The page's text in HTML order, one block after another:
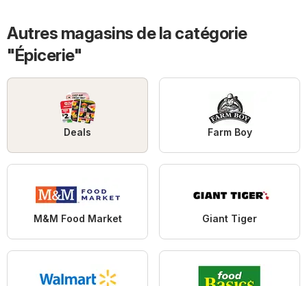
Autres magasins de la catégorie
"Épicerie"
Deals Farm Boy
M&M Food Market Giant Tiger